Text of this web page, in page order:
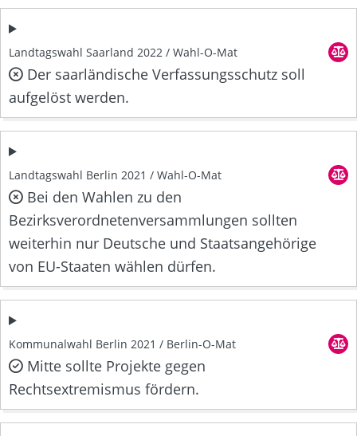
Landtagswahl Saarland 2022 / Wahl-O-Mat
Der saarländische Verfassungsschutz soll
aufgelöst werden.
Landtagswahl Berlin 2021 / Wahl-O-Mat
Bei den Wahlen zu den
Bezirksverordnetenversammlungen sollten
weiterhin nur Deutsche und Staatsangehörige
von EU-Staaten wählen dürfen.
Kommunalwahl Berlin 2021 / Berlin-O-Mat
Mitte sollte Projekte gegen
Rechtsextremismus fördern.